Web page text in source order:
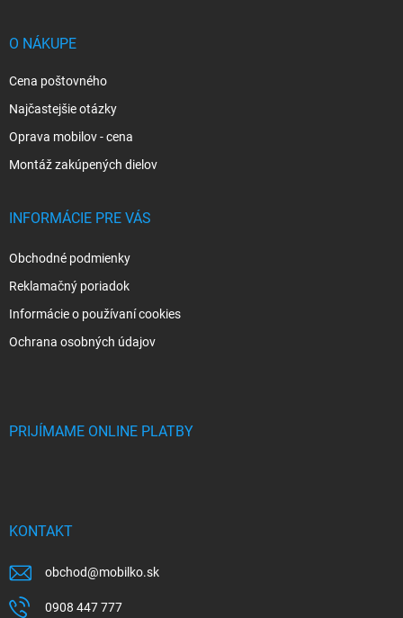
O NÁKUPE
Cena poštovného
Najčastejšie otázky
Oprava mobilov - cena
Montáž zakúpených dielov
INFORMÁCIE PRE VÁS
Obchodné podmienky
Reklamačný poriadok
Informácie o používaní cookies
Ochrana osobných údajov
PRIJÍMAME ONLINE PLATBY
KONTAKT
obchod@mobilko.sk
0908 447 777